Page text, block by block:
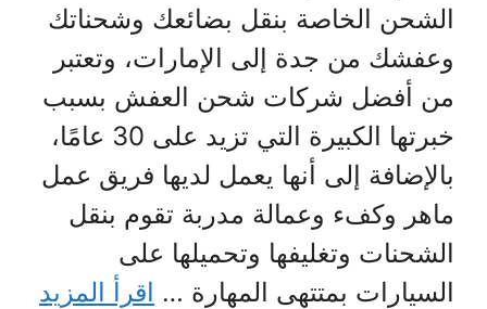
الشحن الخاصة بنقل بضائعك وشحناتك
وعفشك من جدة إلى الإمارات، وتعتبر
من أفضل شركات شحن العفش بسبب
خبرتها الكبيرة التي تزيد على 30 عامًا،
بالإضافة إلى أنها يعمل لديها فريق عمل
ماهر وكفء وعمالة مدربة تقوم بنقل
الشحنات وتغليفها وتحميلها على
السيارات بمتتهى المهارة … اقرأ المزيد